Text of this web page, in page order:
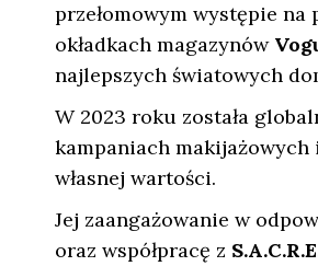
przełomowym występie na
okładkach magazynów
najlepszych światowych
W 2023 roku została
kampaniach
własnej wartości.
Jej zaangażowanie w
oraz współpracę z